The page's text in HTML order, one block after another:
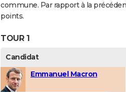
commune. Par rapport à la
points.
TOUR 1
Candidat
Emmanuel Macron